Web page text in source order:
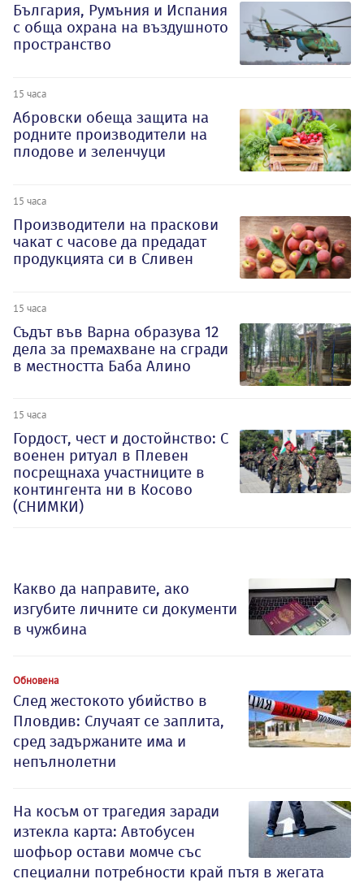
България, Румъния и Испания
с обща охрана на въздушното
пространство
15 часа
Абровски обеща защита на
родните производители на
плодове и зеленчуци
15 часа
Производители на праскови
чакат с часове да предадат
продукцията си в Сливен
15 часа
Съдът във Варна образува 12
дела за премахване на сгради
в местността Баба Алино
15 часа
Гордост, чест и достойнство: С
военен ритуал в Плевен
посрещнаха участниците в
контингента ни в Косово
(СНИМКИ)
Какво да направите, ако
изгубите личните си документи
в чужбина
Обновена
След жестокото убийство в
Пловдив: Случаят се заплита,
сред задържаните има и
непълнолетни
На косъм от трагедия заради
изтекла карта: Автобусен
шофьор остави момче със
специални потребности край пътя в жегата